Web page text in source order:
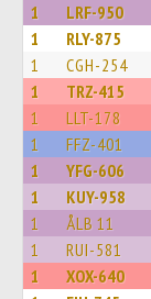
1 LRF-950
1 RLY-875
1 CGH-254
1 TRZ-415
1 LLT-178
1 FFZ-401
1 YFG-606
1 KUY-958
1 ÅLB 11
1 RUI-581
1 XOX-640